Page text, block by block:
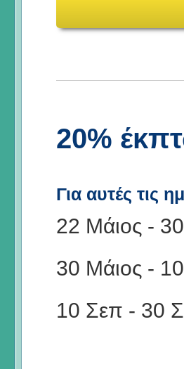
20%
Για αυτές τις
22 Μάιος -
30 Μάιος -
10 Σεπ - 30